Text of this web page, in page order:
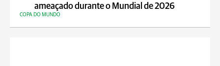
ameaçado durante o Mundial de 2026
COPA DO MUNDO